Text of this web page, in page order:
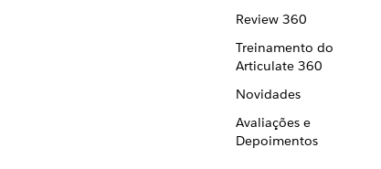
Review 360
Treinamento do
Articulate 360
Novidades
Avaliações e
Depoimentos